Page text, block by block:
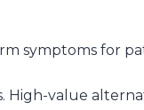
symptoms for
value